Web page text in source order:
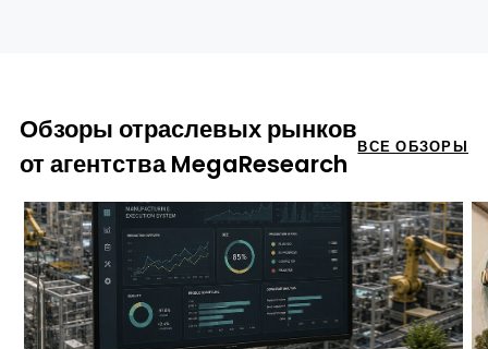
Обзоры отраслевых рынков
от агентства MegaResearch
ВСЕ ОБЗОРЫ